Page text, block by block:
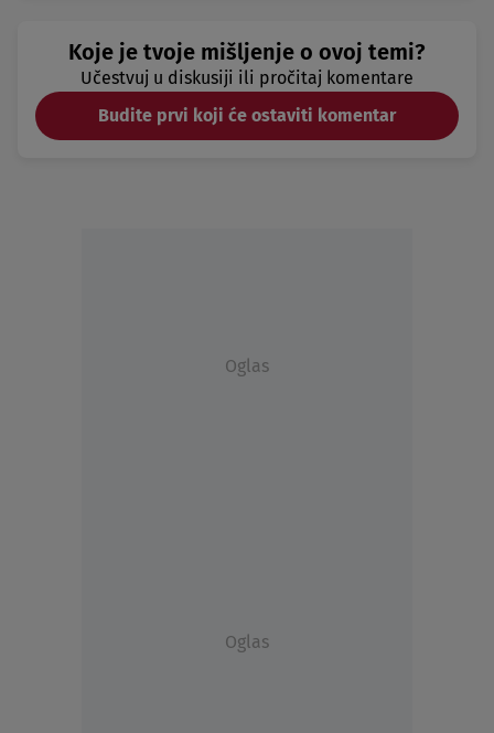
Koje je tvoje mišljenje o ovoj temi?
Učestvuj u diskusiji ili pročitaj komentare
Budite prvi koji će ostaviti komentar
Oglas
Oglas